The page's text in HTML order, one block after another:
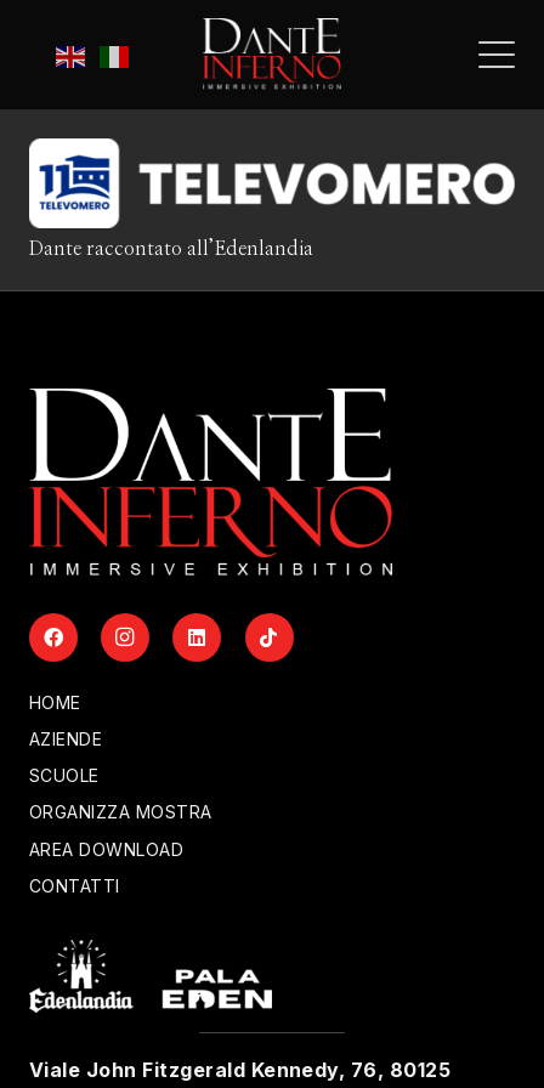
Dante raccontato all’Edenlandia
HOME
AZIENDE
SCUOLE
ORGANIZZA MOSTRA
AREA DOWNLOAD
CONTATTI
Viale John Fitzgerald Kennedy, 76, 80125